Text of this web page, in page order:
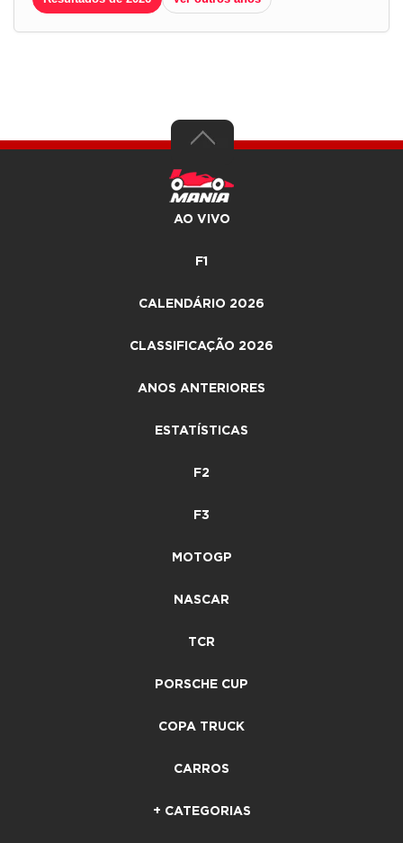
AO VIVO
F1
CALENDÁRIO 2026
CLASSIFICAÇÃO 2026
ANOS ANTERIORES
ESTATÍSTICAS
F2
F3
MOTOGP
NASCAR
TCR
PORSCHE CUP
COPA TRUCK
CARROS
+ CATEGORIAS